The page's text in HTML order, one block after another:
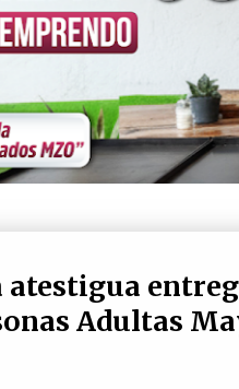
Adultas